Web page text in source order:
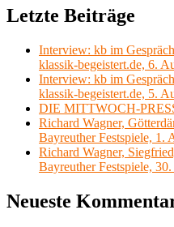
Letzte Beiträge
Interview: kb im
klassik-begeistert.de, 6.
Interview: kb im
klassik-begeistert.de, 5.
DIE MITTWOCH-
Richard Wagner,
Bayreuther Festspiele, 1.
Richard Wagner,
Bayreuther Festspiele,
Neueste